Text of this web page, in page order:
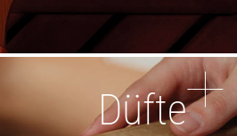
Düfte